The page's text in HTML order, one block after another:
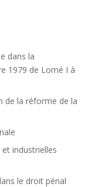
dans la
1979 de Lomé I à
de la réforme de la
et industrielles
le droit pénal